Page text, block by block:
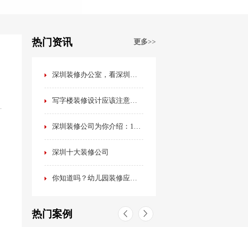
热门资讯 更多>>
深圳装修办公室，看深圳装修公司排名榜？不如看看这篇最全办公室装修攻略！
写字楼装修设计应该注意哪些事项？
深圳装修公司为你介绍：15种最流行的室内装修风格
深圳十大装修公司
你知道吗？幼儿园装修应该是这样的！
热门案例